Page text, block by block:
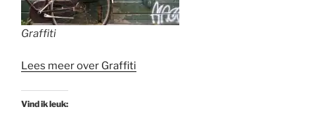
Graffiti
Lees meer over Graffiti
Vind ik leuk: